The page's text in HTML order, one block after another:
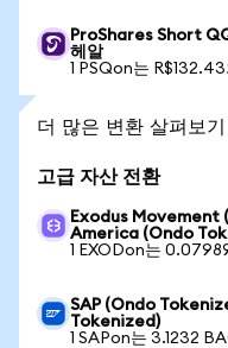
ProShares Short
헤알
1 PSQon는
더 많은 변환 살펴보기
고급 자산 전환
Exodus Movement
America (Ondo
1 EXODon는
SAP (Ondo
Tokenized)
1 SAPon는 3.1232